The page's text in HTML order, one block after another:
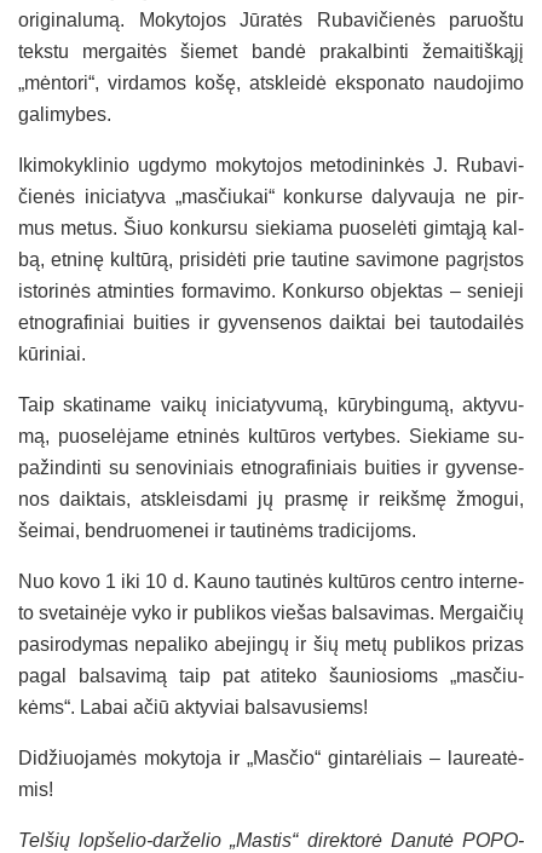
ori­gi­na­lu­mą. Mo­ky­to­jos Jū­ra­tės Ru­ba­vi­čie­nės pa­ruoš­tu
teks­tu mer­gai­tės šie­met ban­dė pra­kal­bin­ti že­mai­tiš­ką­jį
„mėn­tori“, vir­da­mos ko­šę, at­sklei­dė eks­po­na­to nau­do­ji­mo
ga­li­my­bes.
Iki­mo­kyk­li­nio ug­dy­mo mo­ky­to­jos me­to­di­nin­kės J. Ru­ba­vi­
čie­nės ini­cia­ty­va „mas­čiu­kai“ kon­kur­se da­ly­vau­ja ne pir­
mus me­tus. Šiuo kon­kur­su sie­kia­ma puo­se­lė­ti gim­tą­ją kal­
bą, et­ni­nę kul­tū­rą, pri­si­dė­ti prie tau­ti­ne sa­vi­mo­ne pa­grįs­tos
is­to­ri­nės at­min­ties for­ma­vi­mo. Kon­kur­so ob­jek­tas – se­nie­ji
et­nog­ra­fi­niai bui­ties ir gy­ven­se­nos daik­tai bei tau­to­dai­lės
kū­ri­niai.
Taip ska­ti­na­me vai­kų ini­cia­ty­vu­mą, kū­ry­bin­gu­mą, ak­ty­vu­
mą, puo­se­lė­ja­me et­ni­nės kul­tū­ros ver­ty­bes. Sie­kia­me su­
pa­žin­din­ti su se­no­vi­niais et­nog­ra­fi­niais bui­ties ir gy­ven­se­
nos daik­tais, at­skleis­da­mi jų pra­smę ir reikš­mę žmo­gui,
šei­mai, bend­ruo­me­nei ir tau­ti­nėms tra­di­ci­joms.
Nuo ko­vo 1 iki 10 d. Kau­no tau­ti­nės kul­tū­ros cent­ro in­ter­ne­
to sve­tai­nė­je vy­ko ir pub­li­kos vie­šas bal­sa­vi­mas. Mer­gai­čių
pa­si­ro­dy­mas ne­pa­li­ko abe­jin­gų ir šių me­tų pub­li­kos pri­zas
pa­gal bal­sa­vi­mą taip pat ati­te­ko šau­nio­sioms „mas­čiu­
kėms“. La­bai ačiū ak­ty­viai bal­sa­vu­siems!
Di­džiuo­ja­mės mo­ky­to­ja ir „Mas­čio“ gin­ta­rė­liais – lau­rea­tė­
mis!
Tel­šių lop­še­lio-dar­že­lio „Mas­tis“ di­rek­to­rė Da­nu­tė PO­PO­